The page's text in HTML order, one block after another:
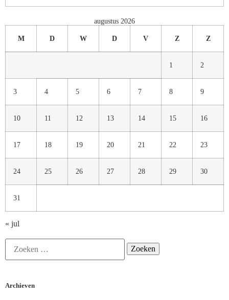
augustus 2026
M D W D V Z Z
1 2
3 4 5 6 7 8 9
10 11 12 13 14 15 16
17 18 19 20 21 22 23
24 25 26 27 28 29 30
31
« jul
Archieven